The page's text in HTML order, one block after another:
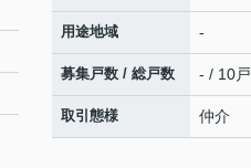
用途地域 -
募集戸数 / 総戸数 - / 10戸
取引態様 仲介